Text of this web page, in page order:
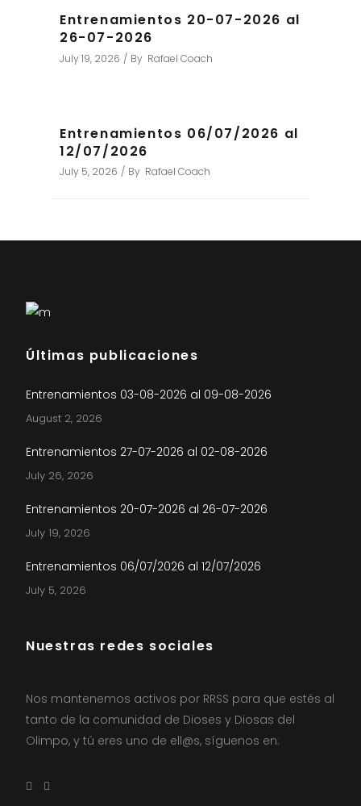
Entrenamientos 20-07-2026 al
26-07-2026
July 19, 2026 By Rafael Coach
Entrenamientos 06/07/2026 al
12/07/2026
July 5, 2026 By Rafael Coach
Últimas publicaciones
Entrenamientos 03-08-2026 al 09-08-2026
August 2, 2026
Entrenamientos 27-07-2026 al 02-08-2026
July 26, 2026
Entrenamientos 20-07-2026 al 26-07-2026
July 19, 2026
Entrenamientos 06/07/2026 al 12/07/2026
July 5, 2026
Nuestras redes sociales
Nos mantenemos activos por RRSS para que estés al
tanto de la comunidad de Dioses y Diosas del
Olimpo, y tú eres uno de ell@s, síguenos en: